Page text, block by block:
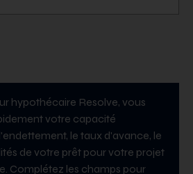
hypothécaire Resolve, vous
votre capacité
le taux d'avance, le
de votre prêt pour votre projet
Complétez les champs pour